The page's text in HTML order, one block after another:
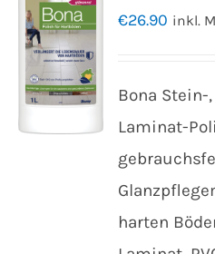
€26.90 inkl.
Bona Stein-
Laminat-
harten